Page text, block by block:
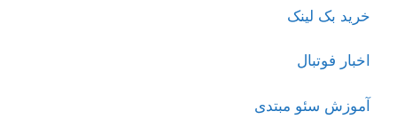
خرید بک لینک
اخبار فوتبال
آموزش سئو مبتدی